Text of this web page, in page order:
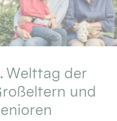
Welttag der
und